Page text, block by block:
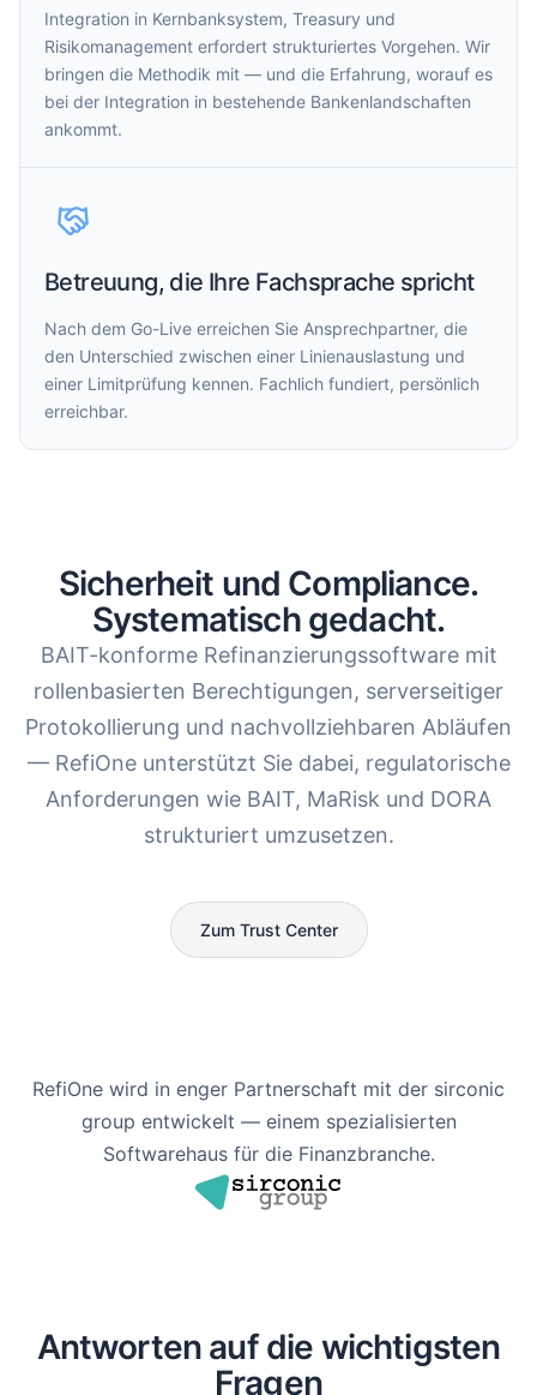
Integration in Kernbanksystem, Treasury und
Risikomanagement erfordert strukturiertes Vorgehen. Wir
bringen die Methodik mit — und die Erfahrung, worauf es
bei der Integration in bestehende Bankenlandschaften
ankommt.
Betreuung, die Ihre Fachsprache spricht
Nach dem Go-Live erreichen Sie Ansprechpartner, die
den Unterschied zwischen einer Linienauslastung und
einer Limitprüfung kennen. Fachlich fundiert, persönlich
erreichbar.
Sicherheit und Compliance.
Systematisch gedacht.
BAIT-konforme Refinanzierungssoftware mit
rollenbasierten Berechtigungen, serverseitiger
Protokollierung und nachvollziehbaren Abläufen
— RefiOne unterstützt Sie dabei, regulatorische
Anforderungen wie BAIT, MaRisk und DORA
strukturiert umzusetzen.
Zum Trust Center
RefiOne wird in enger Partnerschaft mit der sirconic
group entwickelt — einem spezialisierten
Softwarehaus für die Finanzbranche.
Antworten auf die wichtigsten
Fragen